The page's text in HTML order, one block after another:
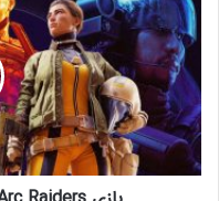
ز
A
r
c
a